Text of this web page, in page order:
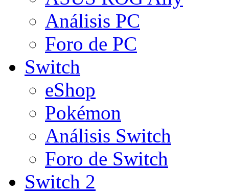
Análisis PC
Foro de PC
Switch
eShop
Pokémon
Análisis Switch
Foro de Switch
Switch 2